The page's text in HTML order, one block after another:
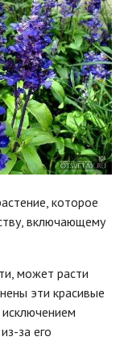
которое
включающему
может расти
эти красивые
за его